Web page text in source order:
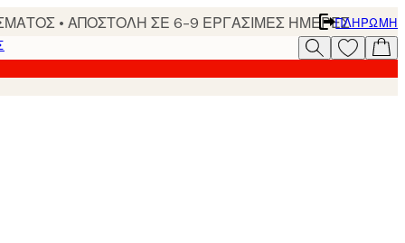
• ΑΠΟΣΤΟΛΗ ΣΕ 6-9 ΕΡΓΑΣΙΜΕΣ ΗΜΕΡΕΣΠΛΗΡΩΜΉ